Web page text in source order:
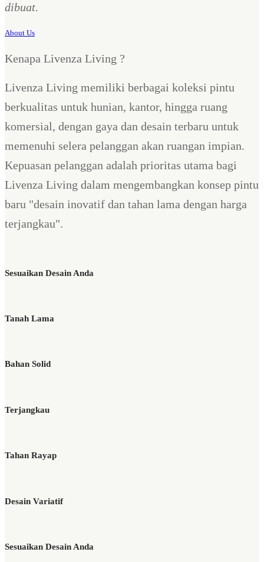
dibuat.
About Us
Kenapa Livenza Living ?
Livenza Living memiliki berbagai koleksi pintu
berkualitas untuk hunian, kantor, hingga ruang
komersial, dengan gaya dan desain terbaru untuk
memenuhi selera pelanggan akan ruangan impian.
Kepuasan pelanggan adalah prioritas utama bagi
Livenza Living dalam mengembangkan konsep pintu
baru "desain inovatif dan tahan lama dengan harga
terjangkau".
Sesuaikan Desain Anda
Tanah Lama
Bahan Solid
Terjangkau
Tahan Rayap
Desain Variatif
Sesuaikan Desain Anda